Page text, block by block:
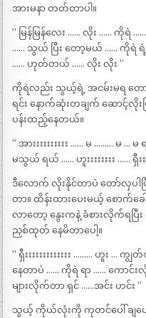
အားမနာ တတ်တာပါ။
” မြန်မြန်လေး …… လိုး …… ကိုရဲ
…… သွယ် ပြီး တော့မယ် …… ကိုရဲ ရဲ့
…… ဟုတ်တယ် …… လိုး လိုး ”
ကိုရဲလည်း သွယ့်ရဲ့ အငမ်းမရ တေ
ရင်း နောက်ဆုံးတချက် ဆောင့်လိုးပ
ပန်းထည့်နေတယ်။
” အားးးးးးးးးး …… မ ……… မ
မသွယ် ရယ် …… ဟူးးးးးးးး …… ရှီးးးး
ဒီလောက် လိုးနိုင်တာပဲ တော်လှပါပ
တာ။ ထိန်းထားပေးမယ့် စောက်ခေ
လာတော့ နွေးကနဲ့ ခံစားလိုက်ရပ
ညှစ်ထုတ် နေမိတာပေါ့။
” ရှီးးးးးးးးးးးးး ……… ဟူး
နေတာပဲ …… ကိုရဲ ရာ …… ကော
များလိုက်တာ ရှင် ……အင်း ဟင်း ”
သွယ့် ကိုယ်လုံးကို ကုတင်ပေါ် ချပေ